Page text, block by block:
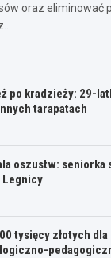
oraz eliminować
po kradzieży: 29-
tarapatach
oszustw: seniorka
Legnicy
tysięcy złotych